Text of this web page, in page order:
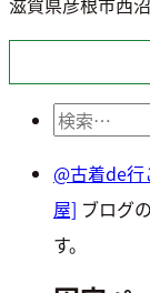
検
@古着de
屋] ブログ
す。